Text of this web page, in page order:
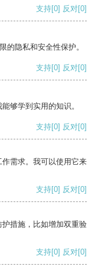
支持[0] 反对[0]
的隐私和安全性保护。
支持[0] 反对[0]
够学到实用的知识。
支持[0] 反对[0]
需求。我可以使用它来
支持[0] 反对[0]
措施，比如增加双重验
支持[0] 反对[0]